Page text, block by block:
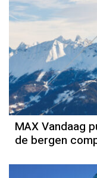
MAX Vandaag
de bergen